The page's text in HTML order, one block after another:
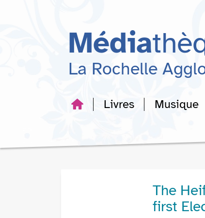
recherche
Média
La Rochelle
Livres Musique
The
first